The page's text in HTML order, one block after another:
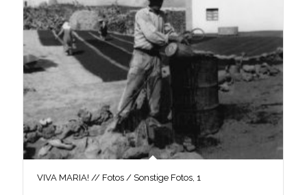
VIVA MARIA! // Fotos / Sonstige Fotos, 1